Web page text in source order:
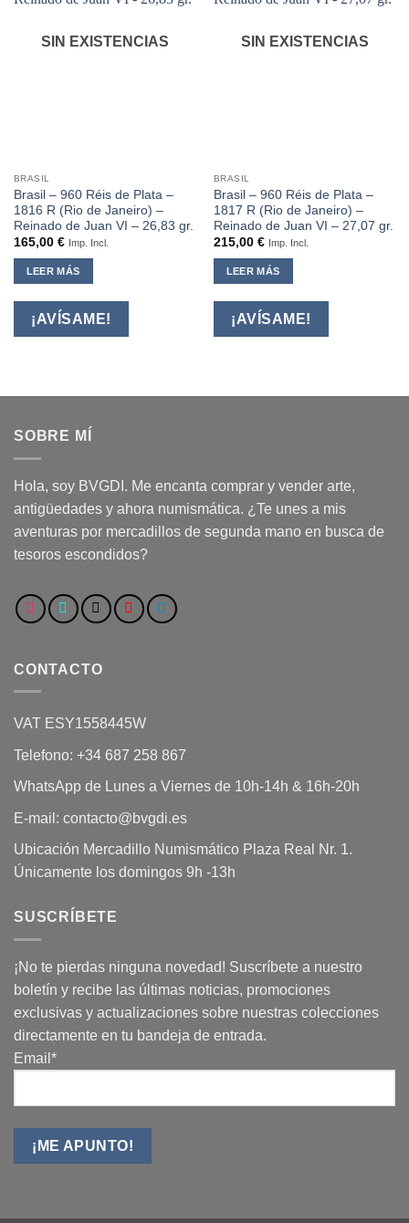
SIN EXISTENCIAS
BRASIL
Brasil – 960 Réis de Plata –
1816 R (Rio de Janeiro) –
Reinado de Juan VI – 26,83 gr.
165,00 € Imp. Incl.
LEER MÁS
¡AVÍSAME!
SIN EXISTENCIAS
BRASIL
Brasil – 960 Réis de Plata –
1817 R (Rio de Janeiro) –
Reinado de Juan VI – 27,07 gr.
215,00 € Imp. Incl.
LEER MÁS
¡AVÍSAME!
SOBRE MÍ
Hola, soy BVGDI. Me encanta comprar y vender arte,
antigüedades y ahora numismática. ¿Te unes a mis
aventuras por mercadillos de segunda mano en busca de
tesoros escondidos?
CONTACTO
VAT ESY1558445W
Telefono: +34 687 258 867
WhatsApp de Lunes a Viernes de 10h-14h & 16h-20h
E-mail: contacto@bvgdi.es
Ubicación Mercadillo Numismático Plaza Real Nr. 1.
Únicamente los domingos 9h -13h
SUSCRÍBETE
¡No te pierdas ninguna novedad! Suscríbete a nuestro
boletín y recibe las últimas noticias, promociones
exclusivas y actualizaciones sobre nuestras colecciones
directamente en tu bandeja de entrada.
Email*